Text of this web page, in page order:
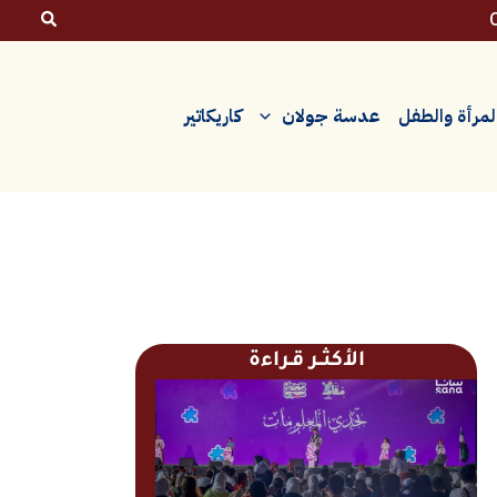
والطفل عدسة جولان كاريكاتير
الأكثــر قـراءة